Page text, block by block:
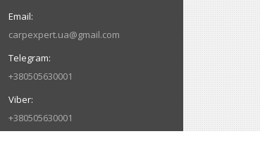
carpexpert.ua@gmail.com
+380505630001
+380505630001